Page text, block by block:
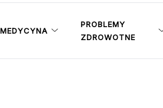
MEDYCYNA
PROBLEMY
ZDROWOTNE